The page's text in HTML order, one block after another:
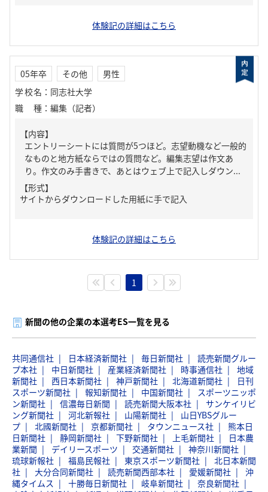
体験記の詳細はこちら
05年卒 その他
男性
学校名 ： 同志社大学
職種 ： 編集（記者）
【内容】
エントリーシートには質問が5つほど。志望動機など一般的
なものと地方紙ならではの質問など。編集志望は作文あ
り。作文のみ手書きで、あとはウェブ上で記入しダウン...
【形式】
サイトからダウンロードした用紙に手で記入
体験記の詳細はこちら
1
新聞の他の企業の本選考ES一覧を見る
共同通信社 日本経済新聞社 毎日新聞社
読売新聞グルー
プ本社
中日新聞社 産業経済新聞社 時事通信社
地域
新聞社
西日本新聞社 神戸新聞社 北海道新聞社
日刊
スポーツ新聞社
報知新聞社 中国新聞社
スポーツニッポ
ン新聞社
信濃毎日新聞 読売新聞大阪本社
サンケイリビ
ング新聞社
河北新報社 山陽新聞社
山日YBSグルー
プ
北國新聞社 京都新聞社 タウンニュース社
熊本日
日新聞社
静岡新聞社 下野新聞社 上毛新聞社
日本農
業新聞
デイリースポーツ 交通新聞社
神奈川新聞社
琉球新報社
福島民報社 東京スポーツ新聞社
北日本新聞
社
大分合同新聞社 読売新聞西部本社 愛媛新聞社
沖
縄タイムス
十勝毎日新聞社 岐阜新聞社
奈良新聞社